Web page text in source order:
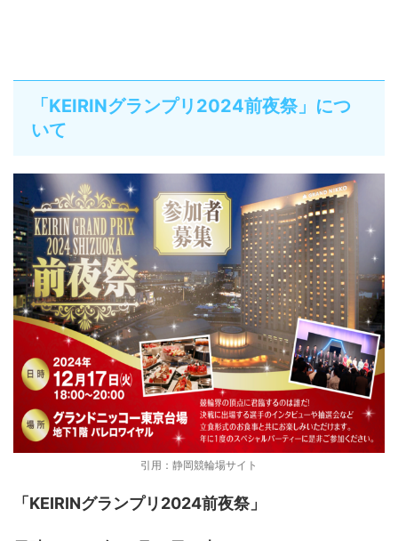
「KEIRINグランプリ2024前夜祭」につ
いて
引用：静岡競輪場サイト
「KEIRINグランプリ2024前夜祭」